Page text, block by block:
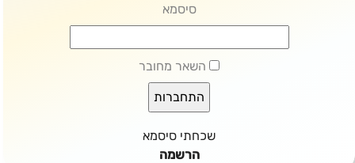
סיסמא
השאר מחובר
שכחתי סיסמא
הרשמה